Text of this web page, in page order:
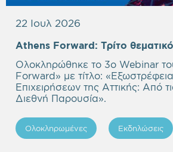
22 Ιουλ 2026
Athens Forward: Τρίτο
Ολοκληρώθηκε το 3ο Webinar
Forward» με τίτλο: «
Επιχειρήσεων της Αττικής: Από
Διεθνή Παρουσία».
Ολοκληρωμένες Εκδηλώσεις